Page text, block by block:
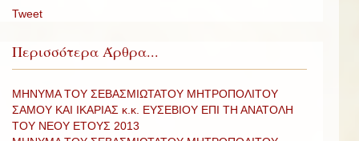
Tweet
Περισσότερα Άρθρα...
ΜΗΝΥΜΑ ΤΟΥ ΣΕΒΑΣΜΙΩΤΑΤΟΥ ΜΗΤΡΟΠΟΛΙΤΟΥ
ΣΑΜΟΥ ΚΑΙ ΙΚΑΡΙΑΣ κ.κ. ΕΥΣΕΒΙΟΥ ΕΠΙ ΤΗ ΑΝΑΤΟΛΗ
ΤΟΥ ΝΕΟΥ ΕΤΟΥΣ 2013